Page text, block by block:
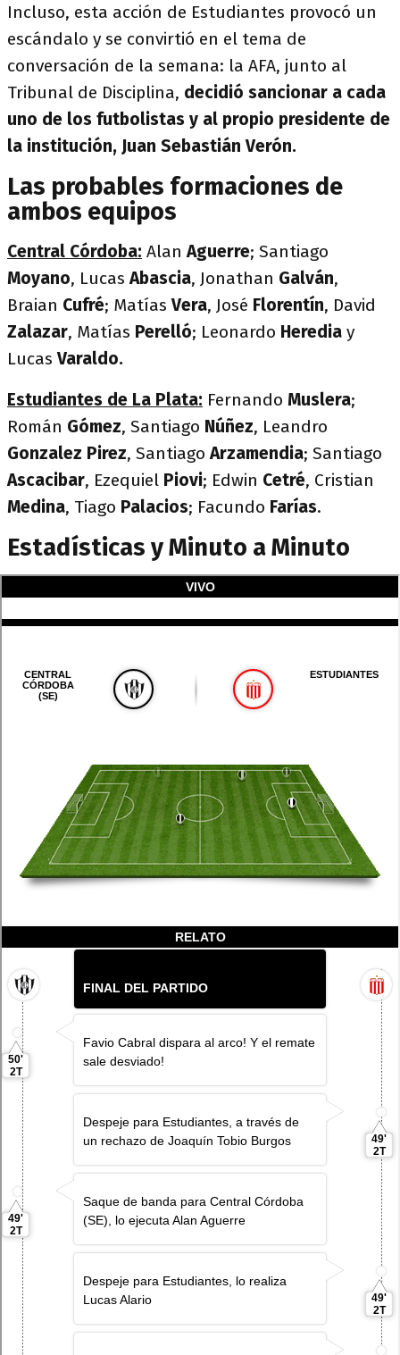
Incluso, esta acción de Estudiantes provocó un
escándalo y se convirtió en el tema de
conversación de la semana: la AFA, junto al
Tribunal de Disciplina, decidió sancionar a cada
uno de los futbolistas y al propio presidente de
la institución, Juan Sebastián Verón.
Las probables formaciones de
ambos equipos
Central Córdoba: AlanAguerre; Santiago
Moyano, LucasAbascia, Jonathan Galván,
Braian Cufré; MatíasVera, José Florentín, David
Zalazar, Matías Perelló; Leonardo Heredia y
LucasVaraldo.
Estudiantes de La Plata: Fernando Muslera;
Román Gómez, Santiago Núñez, Leandro
Gonzalez Pirez, SantiagoArzamendia; Santiago
Ascacibar, Ezequiel Piovi; Edwin Cetré, Cristian
Medina, Tiago Palacios; Facundo Farías.
Estadísticas y Minuto a Minuto